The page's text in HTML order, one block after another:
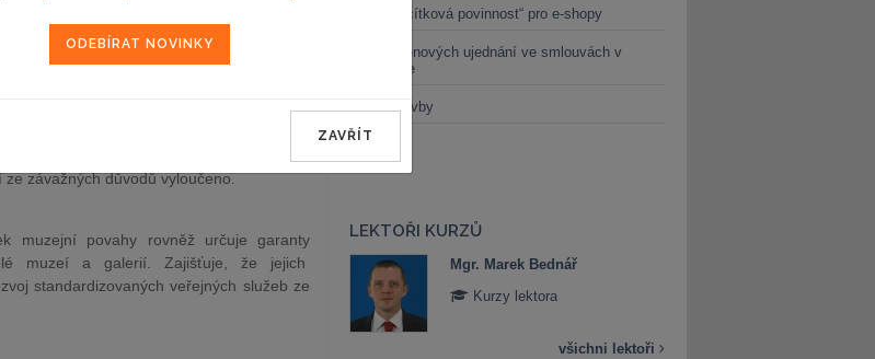
seniorům a menšinám.
zlevněného, skupinového či volného
škol, studenty a seniory.
novela určuje nutnost odstraňování
občanům. Pokud to ovšem
závažných důvodů vyloučeno.
povahy rovněž určuje garanty
muzeí a galerií. Zajišťuje, že jejich
standardizovaných veřejných služeb ze
Nová „tlačítková povinnost“ pro e-shopy
Změna cenových ujednání ve smlouvách v
energetice
Černé stavby
LEKTOŘI KURZŮ
JUDr. Martin Maisner, Ph.D.,
MCIArb
Mgr. Marek Bednář
Kurzy lektora
všichni lektoři
ZAVŘÍT